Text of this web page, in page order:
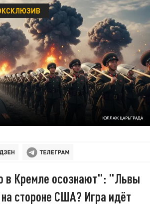
КОЛЛАЖ ЦАРЬГРАДА
в Кремле осознают": "Львы
стороне США? Игра идёт